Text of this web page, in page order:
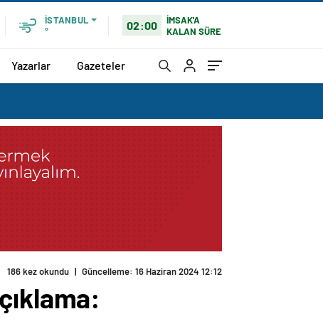
İSTANBUL
°
02:00
İMSAK'A
KALAN SÜRE
Yazarlar Gazeteler